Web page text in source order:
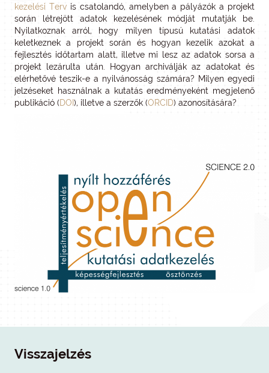
kezelési Tervis csatolandó, amelyben a pályázók a projekt
során létrejött adatok kezelésének módját mutatják be.
Nyilatkoznak arról, hogy milyen típusú kutatási adatok
keletkeznek a projekt során és hogyan kezelik azokat a
fejlesztés időtartam alatt, illetve mi lesz az adatok sorsa a
projekt lezárulta után. Hogyan archiválják az adatokat és
elérhetővé teszik-e a nyilvánosság számára? Milyen egyedi
jelzéseket használnak a kutatás eredményeként megjelenő
publikáció (DOI ), illetve a szerzők (ORCID) azonosítására?
Visszajelzés